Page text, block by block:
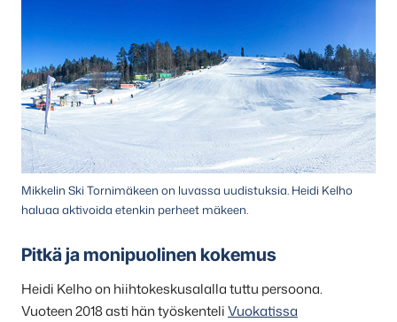
Mikkelin Ski Tornimäkeen on luvassa uudistuksia. Heidi Kelho
haluaa aktivoida etenkin perheet mäkeen.
Pitkä ja monipuolinen kokemus
Heidi Kelho on hiihtokeskusalalla tuttu persoona.
Vuoteen 2018 asti hän työskenteliVuokatissa